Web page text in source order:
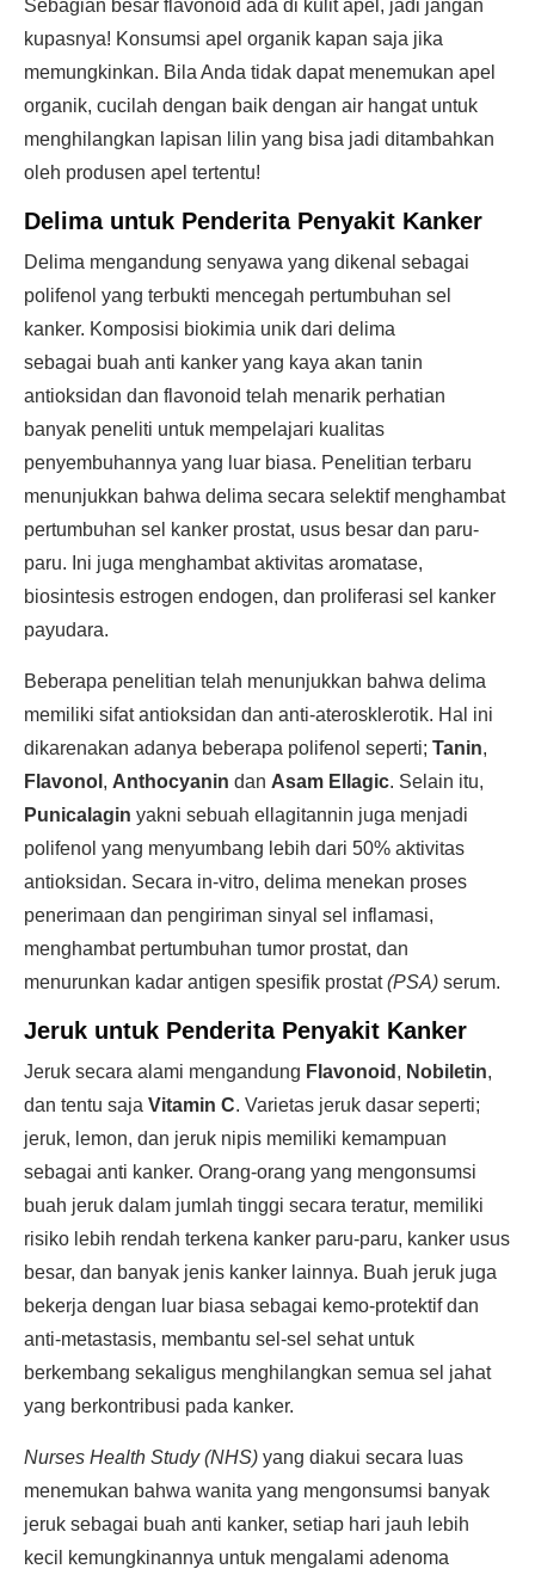
Sebagian besar flavonoid ada di kulit apel, jadi jangan
kupasnya! Konsumsi apel organik kapan saja jika
memungkinkan. Bila Anda tidak dapat menemukan apel
organik, cucilah dengan baik dengan air hangat untuk
menghilangkan lapisan lilin yang bisa jadi ditambahkan
oleh produsen apel tertentu!
Delima untuk Penderita Penyakit Kanker
Delima mengandung senyawa yang dikenal sebagai
polifenol yang terbukti mencegah pertumbuhan sel
kanker. Komposisi biokimia unik dari delima
sebagai buah anti kanker yang kaya akan tanin
antioksidan dan flavonoid telah menarik perhatian
banyak peneliti untuk mempelajari kualitas
penyembuhannya yang luar biasa. Penelitian terbaru
menunjukkan bahwa delima secara selektif menghambat
pertumbuhan sel kanker prostat, usus besar dan paru-
paru. Ini juga menghambat aktivitas aromatase,
biosintesis estrogen endogen, dan proliferasi sel kanker
payudara.
Beberapa penelitian telah menunjukkan bahwa delima
memiliki sifat antioksidan dan anti-aterosklerotik. Hal ini
dikarenakan adanya beberapa polifenol seperti; Tanin,
Flavonol , Anthocyanin dan Asam Ellagic. Selain itu,
Punicalagin yakni sebuah ellagitannin juga menjadi
polifenol yang menyumbang lebih dari 50% aktivitas
antioksidan. Secara in-vitro, delima menekan proses
penerimaan dan pengiriman sinyal sel inflamasi,
menghambat pertumbuhan tumor prostat, dan
menurunkan kadar antigen spesifik prostat(PSA) serum.
Jeruk untuk Penderita Penyakit Kanker
Jeruk secara alami mengandung Flavonoid , Nobiletin,
dan tentu saja Vitamin C. Varietas jeruk dasar seperti;
jeruk, lemon, dan jeruk nipis memiliki kemampuan
sebagai anti kanker. Orang-orang yang mengonsumsi
buah jeruk dalam jumlah tinggi secara teratur, memiliki
risiko lebih rendah terkena kanker paru-paru, kanker usus
besar, dan banyak jenis kanker lainnya. Buah jeruk juga
bekerja dengan luar biasa sebagai kemo-protektif dan
anti-metastasis, membantu sel-sel sehat untuk
berkembang sekaligus menghilangkan semua sel jahat
yang berkontribusi pada kanker.
Nurses Health Study (NHS) yang diakui secara luas
menemukan bahwa wanita yang mengonsumsi banyak
jeruk sebagai buah anti kanker, setiap hari jauh lebih
kecil kemungkinannya untuk mengalami adenoma